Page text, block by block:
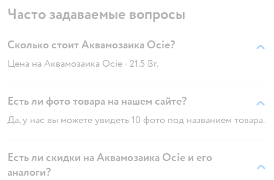
Часто задаваемые вопросы
Сколько стоит Аквамозаика Ocie?
Цена на Аквамозаика Ocie - 21.5 Br.
Есть ли фото товара на нашем сайте?
Да, у нас вы можете увидеть 10 фото под названием товара.
Есть ли скидки на Аквамозаика Ocie и его
аналоги?